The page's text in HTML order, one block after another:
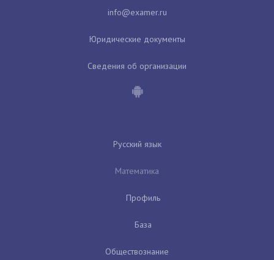
Юридические документы
Сведения об организации
Русский язык
Математика
Профиль
База
Обществознание